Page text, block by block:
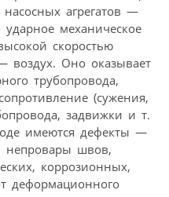
агрегатов —
механическое
скоростью
воздух. Оно оказывает
трубопровода,
(сужения,
задвижки и т.
имеются дефекты —
непровары швов,
коррозионных,
деформационного